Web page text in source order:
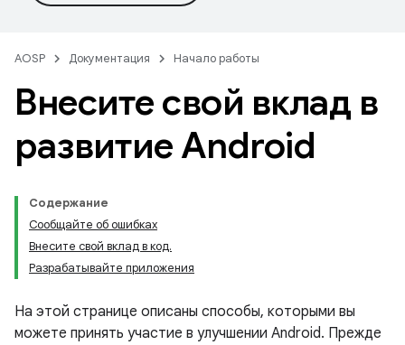
AOSP Документация Начало работы
Внесите свой вклад в
развитие Android
Содержание
Сообщайте об ошибках
Внесите свой вклад в код.
Разрабатывайте приложения
На этой странице описаны способы, которыми вы
можете принять участие в улучшении Android. Прежде